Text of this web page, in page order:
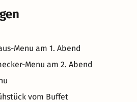
Menu am 1. Abend
Menu am 2. Abend
vom Buffet